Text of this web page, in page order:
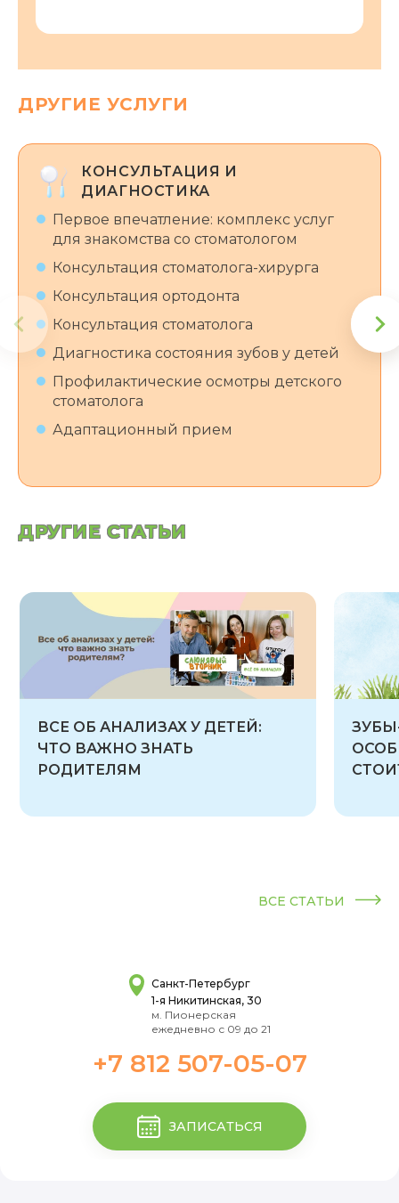
ДРУГИЕ УСЛУГИ
КОНСУЛЬТАЦИЯ И
ДИАГНОСТИКА
Первое впечатление: комплекс услуг
для знакомства со стоматологом
Консультация стоматолога-хирурга
Консультация ортодонта
Консультация стоматолога
Диагностика состояния зубов у детей
Профилактические осмотры детского
стоматолога
Адаптационный прием
ДРУГИЕ СТАТЬИ
ВСЕ ОБ АНАЛИЗАХ У ДЕТЕЙ:
ЧТО ВАЖНО ЗНАТЬ
РОДИТЕЛЯМ
ВСЕ СТАТЬИ
Санкт-Петербург
1-я Никитинская, 30
м. Пионерская
ежедневно с 09 до 21
+7 812 507-05-07
ЗАПИСАТЬСЯ